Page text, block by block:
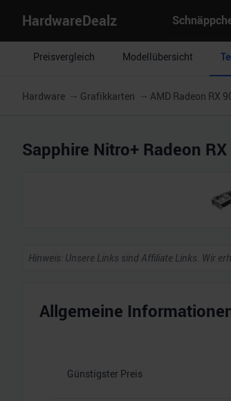
HardwareDealz
Preisvergleich Modellübersicht
Hardware Grafikkarten AMD Radeon RX
Sapphire Nitro+ Radeon
Hinweis: Unsere Links sind Affiliate Links. Wir
Allgemeine
Günstigster Preis